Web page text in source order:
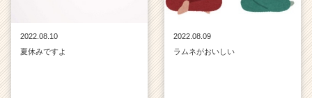
2022.08.10
夏休みですよ
2022.08.09
ラムネがおいしい